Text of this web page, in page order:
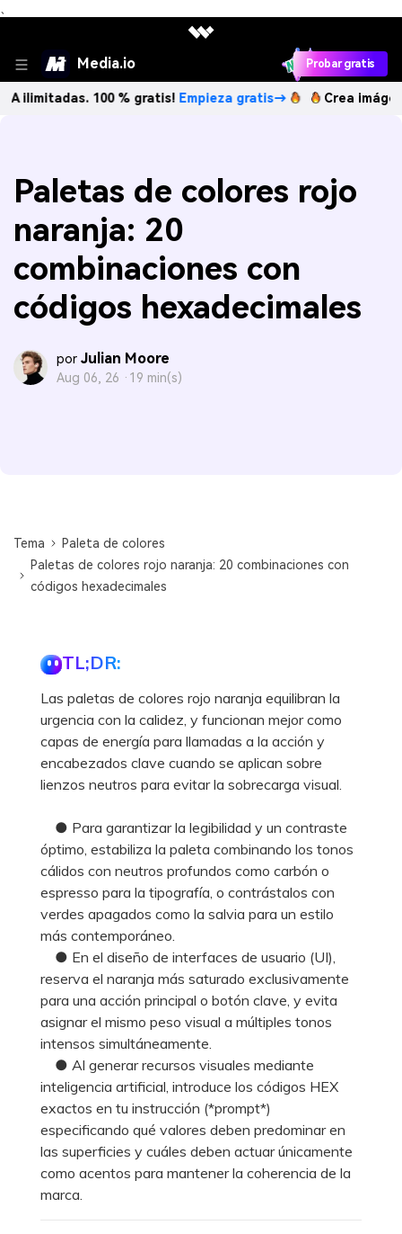
、
Media.io Probar gratis
100 % gratis!Empieza gratis→ Crea imágenes IA
Paletas de colores rojo
naranja: 20
combinaciones con
códigos hexadecimales
por Julian Moore
Aug 06, 26 · 19 min(s)
Tema
Paleta de colores
Paletas de colores rojo naranja: 20 combinaciones con
códigos hexadecimales
TL;DR:
Las paletas de colores rojo naranja equilibran la
urgencia con la calidez, y funcionan mejor como
capas de energía para llamadas a la acción y
encabezados clave cuando se aplican sobre
lienzos neutros para evitar la sobrecarga visual.
● Para garantizar la legibilidad y un contraste
óptimo, estabiliza la paleta combinando los tonos
cálidos con neutros profundos como carbón o
espresso para la tipografía, o contrástalos con
verdes apagados como la salvia para un estilo
más contemporáneo.
● En el diseño de interfaces de usuario (UI),
reserva el naranja más saturado exclusivamente
para una acción principal o botón clave, y evita
asignar el mismo peso visual a múltiples tonos
intensos simultáneamente.
● Al generar recursos visuales mediante
inteligencia artificial, introduce los códigos HEX
exactos en tu instrucción (*prompt*)
especificando qué valores deben predominar en
las superficies y cuáles deben actuar únicamente
como acentos para mantener la coherencia de la
marca.